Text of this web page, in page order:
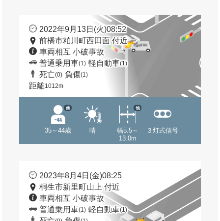
2022年9月13日(火)08:52
前橋市粕川町西田面 付近
車両相互 小破事故
普通乗用車(1) 軽自動車(1)
死亡(0) 負傷(1)
距離1012m
35～44歳
他
晴
幅5.5～
13.0m
他
３灯式信号
2023年8月4日(金)08:25
桐生市新里町山上 付近
車両相互 小破事故
普通乗用車(1) 軽自動車(1)